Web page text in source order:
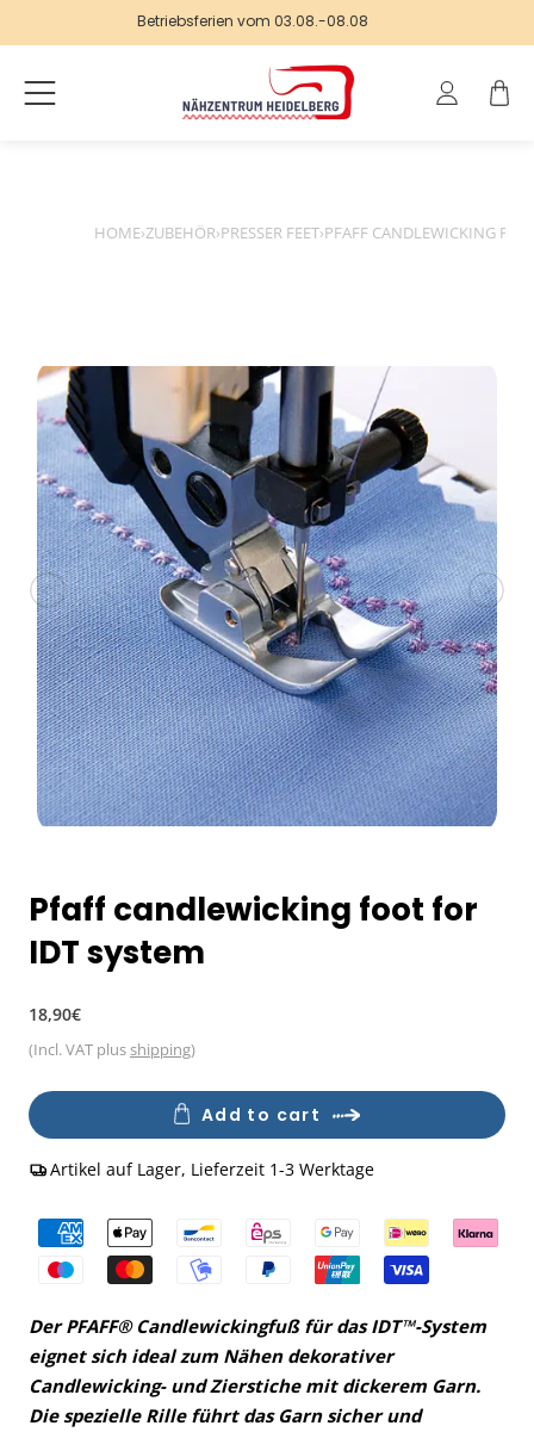
Betriebsferien vom 03.08.-08.08
Log
in
Cart
HOME›ZUBEHÖR›PRESSER FEET›PFAFF CANDLEWICKING
Pfaff candlewicking foot for
IDT system
Regular
price
18,90€
(Incl. VAT plusshipping)
Quantity Add to cart
Artikel auf Lager, Lieferzeit 1-3 Werktage
Der PFAFF® Candlewickingfuß für das IDT™-System
eignet sich ideal zum Nähen dekorativer
Candlewicking- und Zierstiche mit dickerem Garn.
Die spezielle Rille führt das Garn sicher und